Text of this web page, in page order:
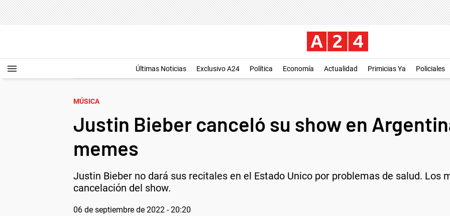
Últimas Noticias Exclusivo A24 Política Economía Actualidad Primicias Ya Policiales
MÚSICA
Justin Bieber canceló su show en
memes
Justin Bieber no dará sus recitales en el Estado Unico por problemas de salud. Los
cancelación del show.
06 de septiembre de 2022 - 20:20